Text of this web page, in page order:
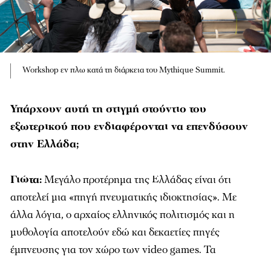
Workshop εν πλω κατά τη διάρκεια του Mythique Summit.
Υπάρχουν αυτή τη στιγμή στούντιο του
εξωτερικού που ενδιαφέρονται να επενδύσουν
στην Ελλάδα;
Γιώτα:Μεγάλο προτέρημα της Ελλάδας είναι ότι
αποτελεί μια «πηγή πνευματικής ιδιοκτησίας». Με
άλλα λόγια, ο αρχαίος ελληνικός πολιτισμός και η
μυθολογία αποτελούν εδώ και δεκαετίες πηγές
έμπνευσης για τον χώρο των video games. Τα